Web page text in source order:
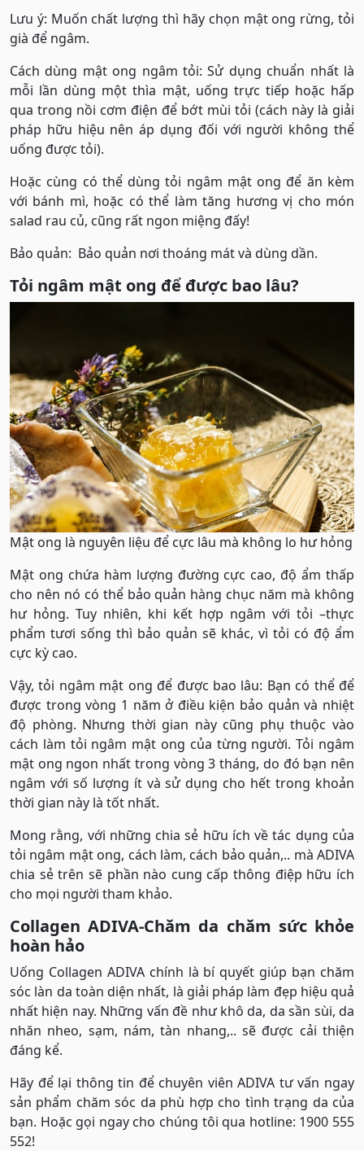
Lưu ý: Muốn chất lượng thì hãy chọn mật ong rừng, tỏi
già để ngâm.
Cách dùng mật ong ngâm tỏi: Sử dụng chuẩn nhất là
mỗi lần dùng một thìa mật, uống trực tiếp hoặc hấp
qua trong nồi cơm điện để bớt mùi tỏi (cách này là giải
pháp hữu hiệu nên áp dụng đối với người không thể
uống được tỏi).
Hoặc cùng có thể dùng tỏi ngâm mật ong để ăn kèm
với bánh mì, hoặc có thể làm tăng hương vị cho món
salad rau củ, cũng rất ngon miệng đấy!
Bảo quản: Bảo quản nơi thoáng mát và dùng dần.
Tỏi ngâm mật ong để được bao lâu?
Mật ong là nguyên liệu để cực lâu mà không lo hư hỏng
Mật ong chứa hàm lượng đường cực cao, độ ẩm thấp
cho nên nó có thể bảo quản hàng chục năm mà không
hư hỏng. Tuy nhiên, khi kết hợp ngâm với tỏi –thực
phẩm tươi sống thì bảo quản sẽ khác, vì tỏi có độ ẩm
cực kỳ cao.
Vậy, tỏi ngâm mật ong để được bao lâu: Bạn có thể để
được trong vòng 1 năm ở điều kiện bảo quản và nhiệt
độ phòng. Nhưng thời gian này cũng phụ thuộc vào
cách làm tỏi ngâm mật ong của từng người. Tỏi ngâm
mật ong ngon nhất trong vòng 3 tháng, do đó bạn nên
ngâm với số lượng ít và sử dụng cho hết trong khoản
thời gian này là tốt nhất.
Mong rằng, với những chia sẻ hữu ích về tác dụng của
tỏi ngâm mật ong, cách làm, cách bảo quản,.. mà ADIVA
chia sẻ trên sẽ phần nào cung cấp thông điệp hữu ích
cho mọi người tham khảo.
Collagen ADIVA-Chăm da chăm sức khỏe
hoàn hảo
Uống Collagen ADIVA chính là bí quyết giúp bạn chăm
sóc làn da toàn diện nhất, là giải pháp làm đẹp hiệu quả
nhất hiện nay. Những vấn đề như khô da, da sần sùi, da
nhăn nheo, sạm, nám, tàn nhang,.. sẽ được cải thiện
đáng kể.
Hãy để lại thông tin để chuyên viên ADIVA tư vấn ngay
sản phẩm chăm sóc da phù hợp cho tình trạng da của
bạn. Hoặc gọi ngay cho chúng tôi qua hotline: 1900 555
552!